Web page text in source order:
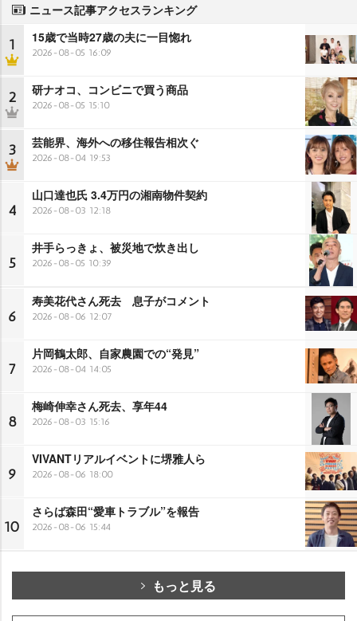
ニュース記事アクセスランキング
1 15歳で当時27歳の夫に一目惚れ
2026-08-05 16:09
2 研ナオコ、コンビニで買う商品
2026-08-05 15:10
3 芸能界、海外への移住報告相次ぐ
2026-08-04 19:53
4
山口達也氏 3.4万円の湘南物件契約
2026-08-03 12:18
5
井手らっきょ、被災地で炊き出し
2026-08-05 10:39
6
寿美花代さん死去 息子がコメント
2026-08-06 12:07
7
片岡鶴太郎、自家農園での“発見”
2026-08-04 14:05
8
梅崎伸幸さん死去、享年44
2026-08-03 15:16
9
VIVANTリアルイベントに堺雅人ら
2026-08-06 18:00
10
さらば森田“愛車トラブル”を報告
2026-08-06 15:44
もっと見る